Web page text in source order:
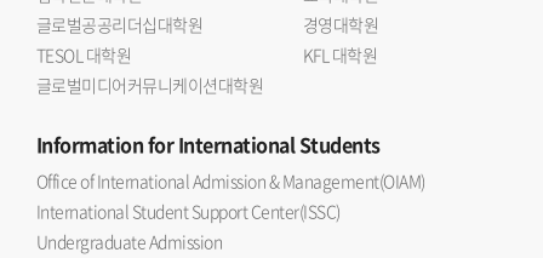
글로벌공공리더십대학원
경영대학원
TESOL 대학원
KFL 대학원
글로벌미디어커뮤니케이션대학원
Informationfor International Students
Office of International Admission & Management(OIAM)
International Student Support Center(ISSC)
Undergraduate Admission